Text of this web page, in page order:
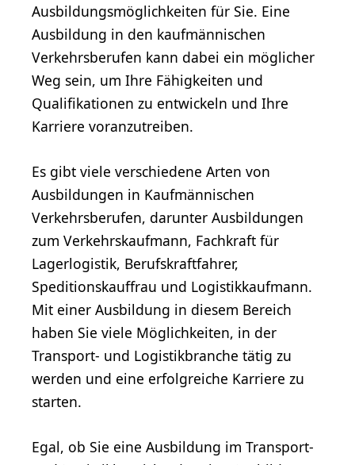
Ausbildungsmöglichkeiten für Sie. Eine
Ausbildung in den kaufmännischen
Verkehrsberufen kann dabei ein möglicher
Weg sein, um Ihre Fähigkeiten und
Qualifikationen zu entwickeln und Ihre
Karriere voranzutreiben.
Es gibt viele verschiedene Arten von
Ausbildungen in Kaufmännischen
Verkehrsberufen, darunter Ausbildungen
zum Verkehrskaufmann, Fachkraft für
Lagerlogistik, Berufskraftfahrer,
Speditionskauffrau und Logistikkaufmann.
Mit einer Ausbildung in diesem Bereich
haben Sie viele Möglichkeiten, in der
Transport- und Logistikbranche tätig zu
werden und eine erfolgreiche Karriere zu
starten.
Egal, ob Sie eine Ausbildung im Transport-